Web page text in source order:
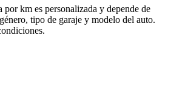
por km es personalizada y depende de
tipo de garaje y modelo del auto.